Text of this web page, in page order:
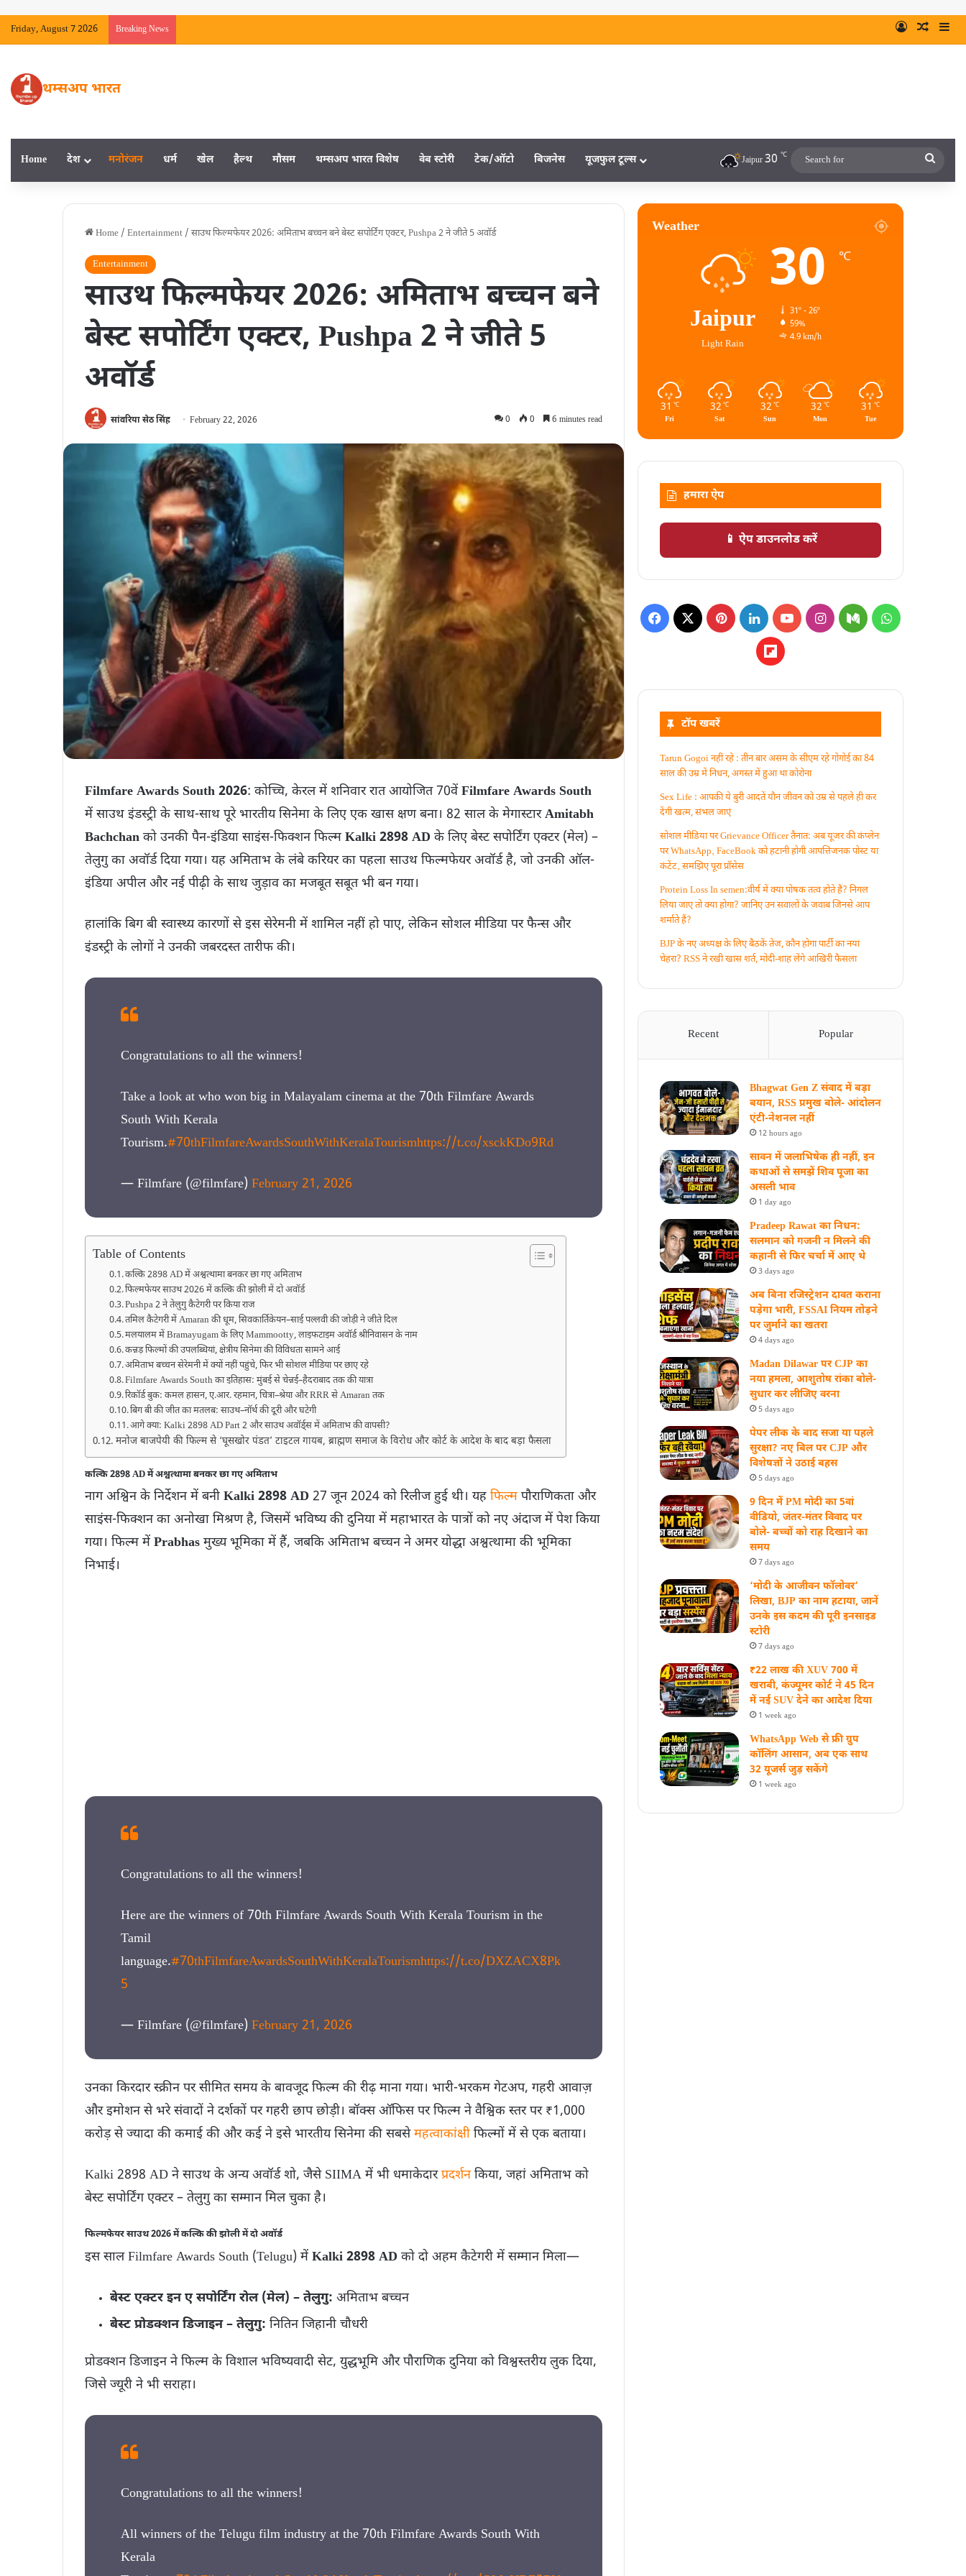
Friday, August 7 2026 Breaking News
थम्सअप भारत
Home देश मनाेरंजन धर्म खेल हैल्‍थ मौसम थम्‍सअप भारत विशेष वेब स्‍टोरी टेक/ऑटो बिजनेस यूजफुल टूल्‍स Jaipur30 ℃
Home / Entertainment / साउथ फिल्मफेयर 2026: अमिताभ बच्चन बने बेस्ट सपोर्टिंग एक्टर, Pushpa 2 ने जीते 5 अवॉर्ड
Entertainment
साउथ फिल्मफेयर 2026: अमिताभ बच्चन बने
बेस्ट सपोर्टिंग एक्टर, Pushpa 2 ने जीते 5
अवॉर्ड
सांवरिया सेठ सिंह February 22, 2026 0 0 6 minutes read
Filmfare Awards South 2026: कोच्चि, केरल में शनिवार रात आयोजित 70वेंFilmfare Awards South
में साउथ इंडस्ट्री के साथ-साथ पूरे भारतीय सिनेमा के लिए एक खास क्षण बना। 82 साल के मेगास्टारAmitabh
Bachchan को उनकी पैन-इंडिया साइंस-फिक्शन फिल्म Kalki 2898 AD के लिए बेस्ट सपोर्टिंग एक्टर (मेल) –
तेलुगु का अवॉर्ड दिया गया। यह अमिताभ के लंबे करियर का पहला साउथ फिल्मफेयर अवॉर्ड है, जो उनकी ऑल-
इंडिया अपील और नई पीढ़ी के साथ जुड़ाव का मजबूत सबूत भी बन गया।
हालांकि बिग बी स्वास्थ्य कारणों से इस सेरेमनी में शामिल नहीं हो पाए, लेकिन सोशल मीडिया पर फैन्स और
इंडस्ट्री के लोगों ने उनकी जबरदस्त तारीफ की।
Congratulations to all the winners!
Take a look at who won big in Malayalam cinema at the 70th Filmfare Awards
South With Kerala
Tourism.#70thFilmfareAwardsSouthWithKeralaTourismhttps://t.co/xsckKDo9Rd
— Filmfare (@filmfare) February 21, 2026
Table of Contents
कल्कि 2898 AD में अश्वत्थामा बनकर छा गए अमिताभ
फिल्मफेयर साउथ 2026 में कल्कि की झोली में दो अवॉर्ड
Pushpa 2 ने तेलुगु कैटेगरी पर किया राज
तमिल कैटेगरी में Amaran की धूम, सिवकार्तिकेयन–साई पल्लवी की जोड़ी ने जीते दिल
मलयालम में Bramayugam के लिए Mammootty, लाइफटाइम अवॉर्ड श्रीनिवासन के नाम
कन्नड़ फिल्मों की उपलब्धियां, क्षेत्रीय सिनेमा की विविधता सामने आई
अमिताभ बच्चन सेरेमनी में क्यों नहीं पहुंचे, फिर भी सोशल मीडिया पर छाए रहे
Filmfare Awards South का इतिहास: मुंबई से चेन्नई–हैदराबाद तक की यात्रा
रिकॉर्ड बुक: कमल हासन, ए.आर. रहमान, चित्रा–श्रेया और RRR से Amaran तक
बिग बी की जीत का मतलब: साउथ–नॉर्थ की दूरी और घटेगी
आगे क्या: Kalki 2898 AD Part 2 और साउथ अवॉर्ड्स में अमिताभ की वापसी?
मनोज बाजपेयी की फिल्म से ‘घूसखोर पंडत’ टाइटल गायब, ब्राह्मण समाज के विरोध और कोर्ट के आदेश के बाद बड़ा फैसला
कल्कि 2898 AD में अश्वत्थामा बनकर छा गए अमिताभ
नाग अश्विन के निर्देशन में बनी Kalki 2898 AD 27 जून 2024 को रिलीज हुई थी। यह फिल्म पौराणिकता और
साइंस-फिक्शन का अनोखा मिश्रण है, जिसमें भविष्य की दुनिया में महाभारत के पात्रों को नए अंदाज में पेश किया
गया। फिल्म में Prabhas मुख्य भूमिका में हैं, जबकि अमिताभ बच्चन ने अमर योद्धा अश्वत्थामा की भूमिका
निभाई।
Congratulations to all the winners!
Here are the winners of 70th Filmfare Awards South With Kerala Tourism in the
Tamil
language.#70thFilmfareAwardsSouthWithKeralaTourismhttps://t.co/DXZACX8Pk
5
— Filmfare (@filmfare) February 21, 2026
उनका किरदार स्क्रीन पर सीमित समय के बावजूद फिल्म की रीढ़ माना गया। भारी-भरकम गेटअप, गहरी आवाज़
और इमोशन से भरे संवादों ने दर्शकों पर गहरी छाप छोड़ी। बॉक्स ऑफिस पर फिल्म ने वैश्विक स्तर पर ₹1,000
करोड़ से ज्यादा की कमाई की और कई ने इसे भारतीय सिनेमा की सबसेमहत्वाकांक्षी फिल्मों में से एक बताया।
Kalki 2898 AD ने साउथ के अन्य अवॉर्ड शो, जैसे SIIMA में भी धमाकेदारप्रदर्शनकिया, जहां अमिताभ को
बेस्ट सपोर्टिंग एक्टर – तेलुगु का सम्मान मिल चुका है।
फिल्मफेयर साउथ 2026 में कल्कि की झोली में दो अवॉर्ड
इस साल Filmfare Awards South (Telugu) में Kalki 2898 AD को दो अहम कैटेगरी में सम्मान मिला—
बेस्ट एक्टर इन ए सपोर्टिंग रोल (मेल) – तेलुगु: अमिताभ बच्चन
बेस्ट प्रोडक्शन डिजाइन – तेलुगु: नितिन जिहानी चौधरी
प्रोडक्शन डिजाइन ने फिल्म के विशाल भविष्यवादी सेट, युद्धभूमि और पौराणिक दुनिया को विश्वस्तरीय लुक दिया,
जिसे ज्यूरी ने भी सराहा।
Congratulations to all the winners!
All winners of the Telugu film industry at the 70th Filmfare Awards South With
Kerala
Weather
Jaipur
Light Rain
30 ℃
31º - 26º
59%
4.9 km/h
31 ℃
Fri
32 ℃
Sat
32 ℃
Sun
32 ℃
Mon
31 ℃
Tue
हमारा ऐप
📱 ऐप डाउनलोड करें
टॉप खबरें
Tarun Gogoi नहीं रहे : तीन बार असम के सीएम रहे गोगोई का 84
साल की उम्र में निधन, अगस्त में हुआ था कोरोना
Sex Life : आपकी ये बुरी आदतें याैन जीवन को उम्र से पहले ही कर
देंगी खत्म, संभल जाएं
सोशल मीडिया पर Grievance Officer तैनात: अब यूजर की कंप्लेन
पर WhatsApp‚ FaceBook को हटानी होगी आपत्तिजनक पोस्ट या
कंटेंट‚ समझिए पूरा प्रॉसेस
Protein Loss In semen:वीर्य में क्या पोषक तत्व होते हैं? निगल
लिया जाए तो क्या होगा? जानिए उन सवालों के जवाब जिनसे आप
शर्माते हैं?
BJP के नए अध्यक्ष के लिए बैठकें तेज, कौन होगा पार्टी का नया
चेहरा? RSS ने रखी खास शर्त, मोदी-शाह लेंगे आखिरी फैसला
Recent Popular
Bhagwat Gen Z संवाद में बड़ा
बयान, RSS प्रमुख बोले- आंदोलन
एंटी-नेशनल नहीं
12 hours ago
सावन में जलाभिषेक ही नहीं, इन
कथाओं से समझें शिव पूजा का
असली भाव
1 day ago
Pradeep Rawat का निधन:
सलमान को गजनी न मिलने की
कहानी से फिर चर्चा में आए थे
3 days ago
अब बिना रजिस्ट्रेशन दावत कराना
पड़ेगा भारी, FSSAI नियम तोड़ने
पर जुर्माने का खतरा
4 days ago
Madan Dilawar पर CJP का
नया हमला, आशुतोष रांका बोले-
सुधार कर लीजिए वरना
5 days ago
पेपर लीक के बाद सजा या पहले
सुरक्षा? नए बिल पर CJP और
विशेषज्ञों ने उठाई बहस
5 days ago
9 दिन में PM मोदी का 5वां
वीडियो, जंतर-मंतर विवाद पर
बोले- बच्चों को राह दिखाने का
समय
7 days ago
‘मोदी के आजीवन फॉलोवर’
लिखा, BJP का नाम हटाया, जानें
उनके इस कदम की पूरी इनसाइड
स्‍टोरी
7 days ago
₹22 लाख की XUV 700 में
खराबी, कंज्यूमर कोर्ट ने 45 दिन
में नई SUV देने का आदेश दिया
1 week ago
WhatsApp Web से फ्री ग्रुप
कॉलिंग आसान, अब एक साथ
32 यूजर्स जुड़ सकेंगे
1 week ago